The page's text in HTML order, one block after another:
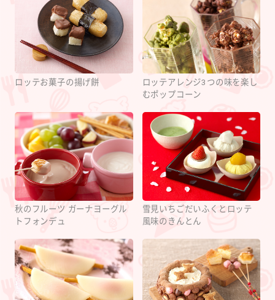
ロッテお菓子の揚げ餅
ロッテアレンジ3つの味を楽し
むポップコーン
秋のフルーツ ガーナヨーグル
トフォンデュ
雪見いちごだいふくとロッテ
風味のきんとん